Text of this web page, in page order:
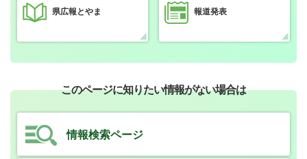
県広報とやま 報道発表
このページに知りたい情報がない場合は
情報検索ページ